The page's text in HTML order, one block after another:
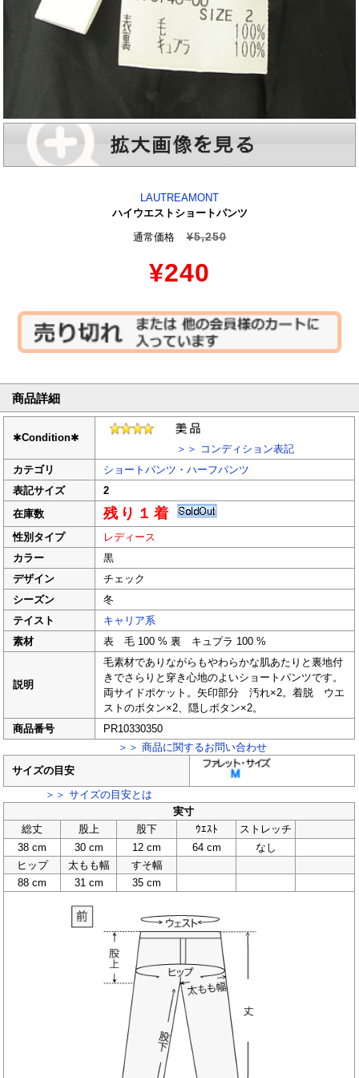
LAUTREAMONT
ハイウエストショートパンツ
通常価格
¥5,250
¥240
商品詳細
✱Condition✱
＞＞ コンディション表記
カテゴリ
ショートパンツ・ハーフパンツ
表記サイズ
2
在庫数
残り１着
性別タイプ
レディース
カラー
黒
デザイン
チェック
シーズン
冬
テイスト
キャリア系
素材
表 毛 100 % 裏 キュプラ 100 %
説明
毛素材でありながらもやわらかな肌あたりと裏地付
きでさらりと穿き心地のよいショートパンツです。
両サイドポケット。矢印部分 汚れ×2。着脱 ウエ
ストのボタン×2、隠しボタン×2。
商品番号
PR10330350
＞＞ 商品に関するお問い合わせ
サイズの目安
＞＞ サイズの目安とは
実寸
総丈
股上 股下 ｳｴｽﾄ
ストレッチ
38 cm
30 cm 12 cm 64 cm
なし
ヒップ
太もも幅
すそ幅
88 cm
31 cm 35 cm